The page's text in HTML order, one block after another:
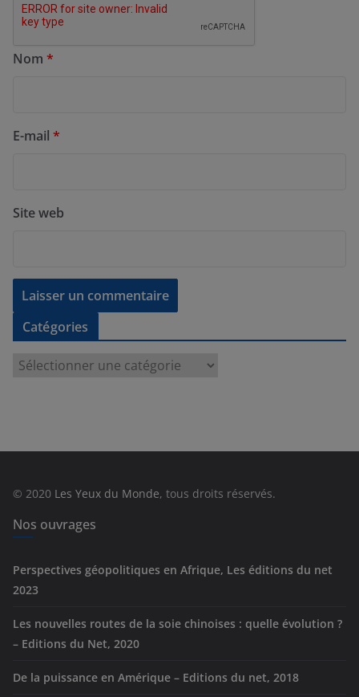
Nom *
E-mail *
Site web
Catégories
e
s
© 2020 Les Yeux du Monde, tous droits réservés.
Nos ouvrages
Perspectives géopolitiques en Afrique, Les éditions du net
2023
Les nouvelles routes de la soie chinoises : quelle évolution ?
– Editions du Net, 2020
De la puissance en Amérique – Editions du net, 2018